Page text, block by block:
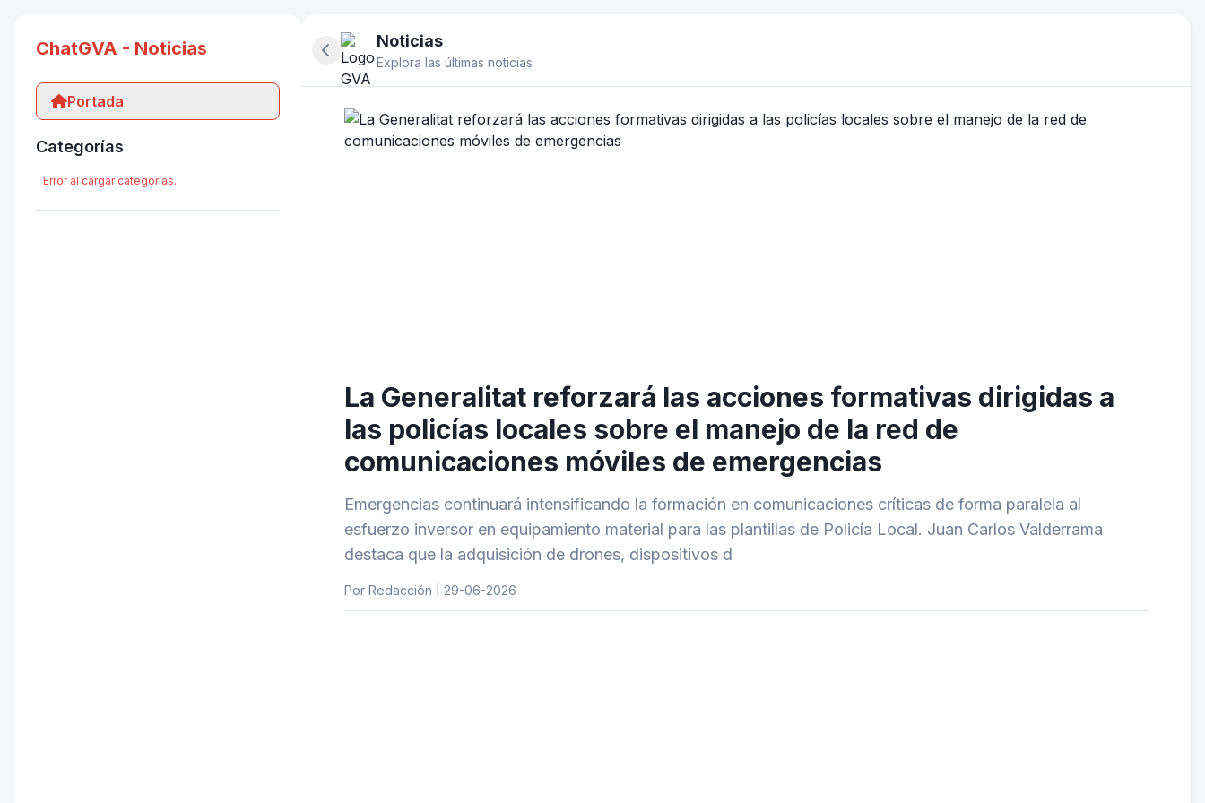
ChatGVA - Noticias
Portada
Categorías
Error al cargar categorías.
Ocultar panel lateral
Noticias
Explora las últimas noticias
La Generalitat reforzará las acciones formativas dirigidas a
las policías locales sobre el manejo de la red de
comunicaciones móviles de emergencias
Emergencias continuará intensificando la formación en comunicaciones críticas de forma paralela al
esfuerzo inversor en equipamiento material para las plantillas de Policía Local. Juan Carlos Valderrama
destaca que la adquisición de drones, dispositivos d
Por Redacción | 29-06-2026